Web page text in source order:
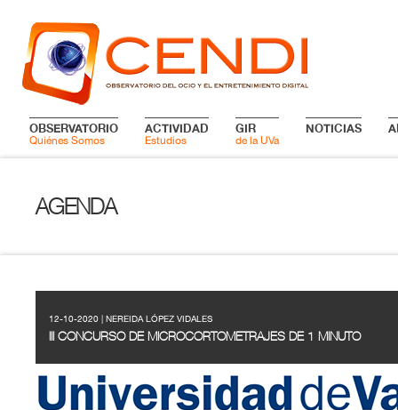
OBSERVATORIO
Quiénes Somos
ACTIVIDAD
Estudios
GIR
de la UVa
NOTICIAS
AGENDA
12-10-2020 | NEREIDA LÓPEZ VIDALES
III CONCURSO DE MICROCORTOMETRAJES DE 1 MINUTO